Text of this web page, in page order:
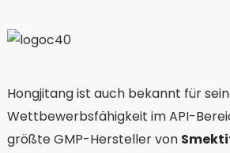
Hongjitang ist auch bekannt für
Wettbewerbsfähigkeit im API-
größte GMP-Hersteller von